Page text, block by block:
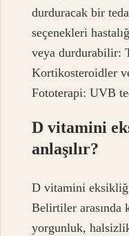
durduracak bir
seçenekleri
veya durdurabilir:
Kortikosteroidler
Fototerapi: UVB
D vitamini
anlaşılır?
D vitamini
Belirtiler arasında
yorgunluk,